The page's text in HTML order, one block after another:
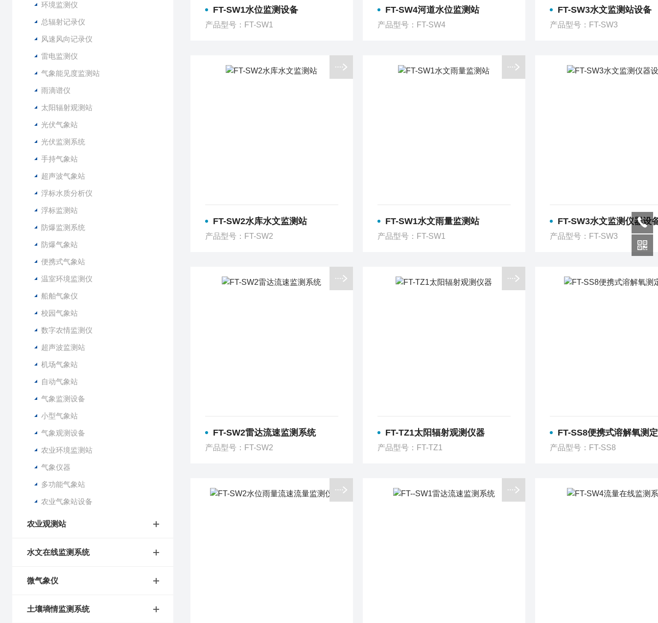
环境监测仪
总辐射记录仪
风速风向记录仪
雷电监测仪
气象能见度监测站
雨滴谱仪
太阳辐射观测站
光伏气象站
光伏监测系统
手持气象站
超声波气象站
浮标水质分析仪
浮标监测站
防爆监测系统
防爆气象站
便携式气象站
温室环境监测仪
船舶气象仪
校园气象站
数字农情监测仪
超声波监测站
机场气象站
自动气象站
气象监测设备
小型气象站
气象观测设备
农业环境监测站
气象仪器
多功能气象站
农业气象站设备
农业观测站
水文在线监测系统
微气象仪
土壤墒情监测系统
FT-SW1水位监测设备
产品型号：FT-SW1
FT-SW4河道水位监测站
产品型号：FT-SW4
FT-SW3水文监测站设备
产品型号：FT-SW3
FT-SW2水库水文监测站
产品型号：FT-SW2
FT-SW1水文雨量监测站
产品型号：FT-SW1
FT-SW3水文监测仪器设
产品型号：FT-SW3
FT-SW2雷达流速监测系统
产品型号：FT-SW2
FT-TZ1太阳辐射观测仪器
产品型号：FT-TZ1
FT-SS8便携式溶解氧测
产品型号：FT-SS8